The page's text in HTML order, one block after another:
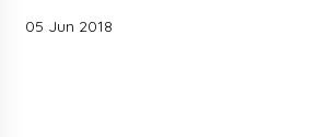
05 Jun 2018